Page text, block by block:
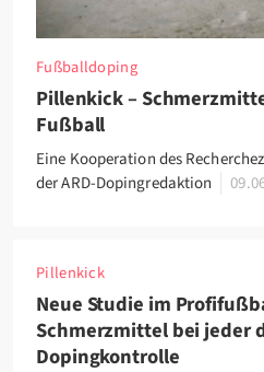
Fußballdoping
Pillenkick –
Fußball
Eine Kooperation des
der ARD-Dopingredaktion
Pillenkick
Neue Studie im
Schmerzmittel bei jeder
Dopingkontrolle